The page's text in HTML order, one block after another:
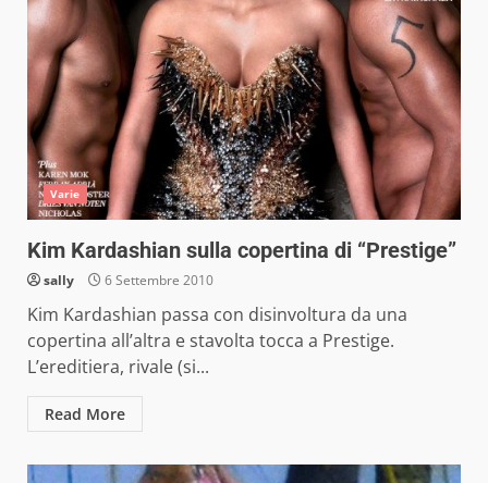
Varie
Kim Kardashian sulla copertina di “Prestige”
sally 6 Settembre 2010
Kim Kardashian passa con disinvoltura da una
copertina all’altra e stavolta tocca a Prestige.
L’ereditiera, rivale (si...
Read More